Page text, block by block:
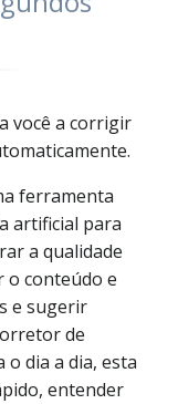
você a corrigir
ferramenta
artificial para
a qualidade
o conteúdo e
e sugerir
de
dia a dia, esta
entender